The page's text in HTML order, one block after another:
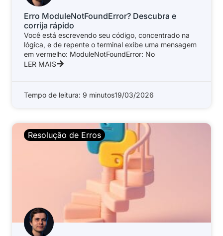
Erro ModuleNotFoundError? Descubra e
corrija rápido
Você está escrevendo seu código, concentrado na
lógica, e de repente o terminal exibe uma mensagem
em vermelho: ModuleNotFoundError: No
LER MAIS
Tempo de leitura: 9 minutos19/03/2026
Resolução de Erros